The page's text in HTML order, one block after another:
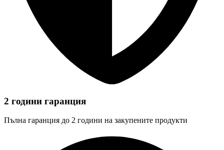
2 години гаранция
Пълна гаранция до 2 години на закупените продукти